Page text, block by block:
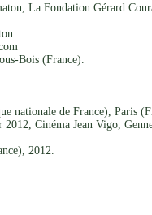
La Fondation Gérard
Bois (France).
nationale de France), Paris
2012, Cinéma Jean Vigo,
2012.